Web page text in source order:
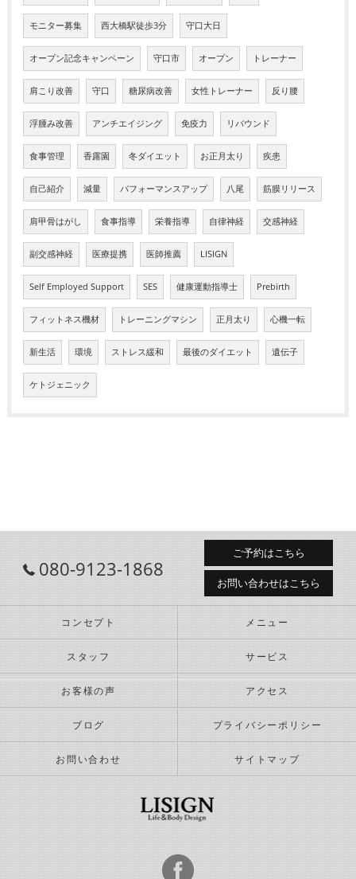
モニター募集 西大橋駅徒歩3分 守口大日
オープン記念キャンペーン 守口市 オープン トレーナー
肩こり改善 守口 糖尿病改善 女性トレーナー 反り腰
浮腫み改善 アンチエイジング 免疫力 リバウンド
食事管理 香露園 冬ダイエット お正月太り 疾患
自己紹介 減量 パフォーマンスアップ 八尾 筋膜リリース
肩甲骨はがし 食事指導 栄養指導 自律神経 交感神経
副交感神経 医療提携 医師推薦 LISIGN
Self Employed Support SES 健康運動指導士 Prebirth
フィットネス機材 トレーニングマシン 正月太り 心機一転
新生活 環境 ストレス緩和 最後のダイエット 遺伝子
ケトジェニック
080-9123-1868
ご予約はこちら
お問い合わせはこちら
コンセプト メニュー
スタッフ サービス
お客様の声 アクセス
ブログ プライバシーポリシー
お問い合わせ サイトマップ